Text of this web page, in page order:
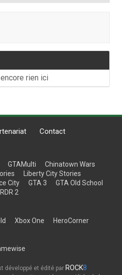
encore rien ici
Contact
GTAMulti
Chinatown Wars
Liberty City Stories
City GTA 3
GTA Old School
RDR 2
Xbox One HeroCorner
développé et édité par ROCK8